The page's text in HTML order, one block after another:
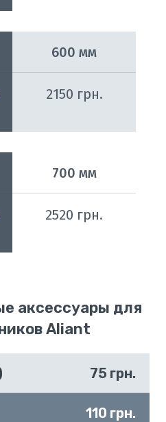
600 мм
2150 грн.
700 мм
2520 грн.
аксессуары для
Aliant
75 грн.
110 грн.